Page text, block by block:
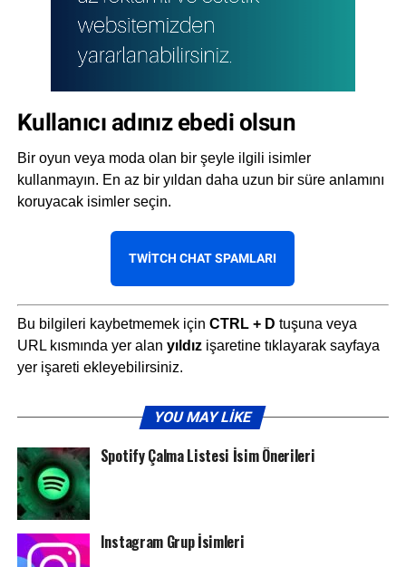
Kullanıcı adınız ebedi olsun
Bir oyun veya moda olan bir şeyle ilgili isimler
kullanmayın. En az bir yıldan daha uzun bir süre anlamını
koruyacak isimler seçin.
TWITCH CHAT SPAMLARI
Bu bilgileri kaybetmemek için CTRL + D tuşuna veya
URL kısmında yer alan yıldızişaretine tıklayarak sayfaya
yer işareti ekleyebilirsiniz.
YOU MAY LIKE
Spotify Çalma Listesi İsim Önerileri
Instagram Grup İsimleri